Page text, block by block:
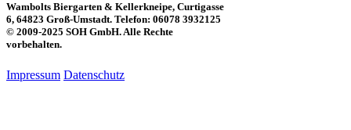
Wambolts Biergarten & Kellerkneipe, Curtigasse
6, 64823 Groß-Umstadt. Telefon: 06078 3932125
© 2009-2025 SOH GmbH. Alle Rechte
vorbehalten.
Impressum Datenschutz